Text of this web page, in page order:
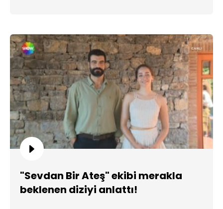
"Sevdan Bir Ateş" ekibi merakla
beklenen diziyi anlattı!